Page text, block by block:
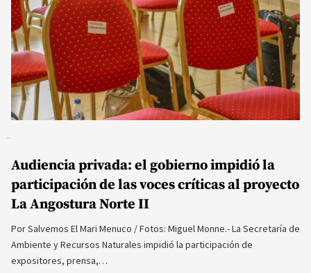
Audiencia privada: el gobierno impidió la
participación de las voces críticas al proyecto
La Angostura Norte II
Por Salvemos El Mari Menuco / Fotos: Miguel Monne.- La Secretaría de
Ambiente y Recursos Naturales impidió la participación de
expositores, prensa,…